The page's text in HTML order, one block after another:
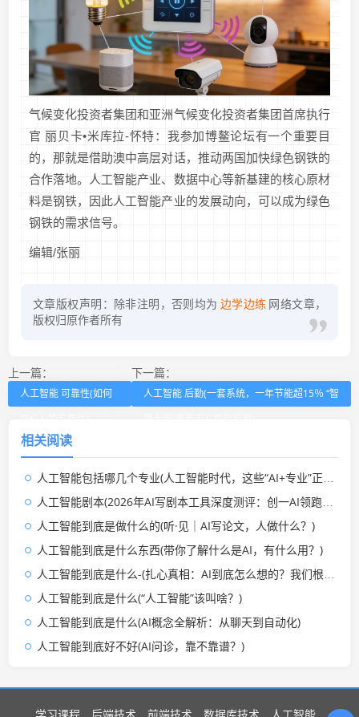
气候变化投资者集团和亚洲气候变化投资者集团首席执行
官 丽贝卡•米库拉-怀特：我参加博鳌论坛有一个重要目
的，那就是借助澳中高层对话，推动两国加快绿色钢铁的
合作落地。人工智能产业、数据中心等新基建的核心原材
料是钢铁，因此人工智能产业的发展动向，可以成为绿色
钢铁的需求信号。
编辑/张丽
文章版权声明：除非注明，否则均为 边学边练 网络文章，
版权归原作者所有
上一篇：
人工智能 可靠性(如何
下一篇：
人工智能 后勤(一套系统，一年节能超15％ “智
相关阅读
人工智能包括哪几个专业(人工智能时代，这些“AI+专业”正在逆袭！毕业即抢占高薪赛道)
人工智能剧本(2026年AI写剧本工具深度测评：创一AI领跑剧本写作)
人工智能到底是做什么的(听·见｜AI写论文，人做什么？)
人工智能到底是什么东西(带你了解什么是AI，有什么用？)
人工智能到底是什么-(扎心真相：AI到底怎么想的？我们根本不知道！)
人工智能到底是什么(“人工智能”该叫啥？)
人工智能到底是什么(AI概念全解析：从聊天到自动化)
人工智能到底好不好(AI问诊，靠不靠谱？)
学习课程 后端技术 前端技术 数据库技术 人工智能